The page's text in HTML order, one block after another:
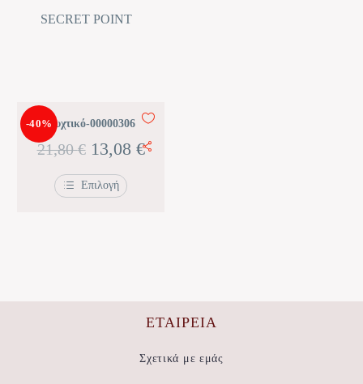
SECRET POINT
-40%Νυχτικό-00000306
21,80€ Original
price
was:
13,08 €Η
Επιλογή
ΕΤΑΙΡΕΊΑ
Σχετικά με εμάς